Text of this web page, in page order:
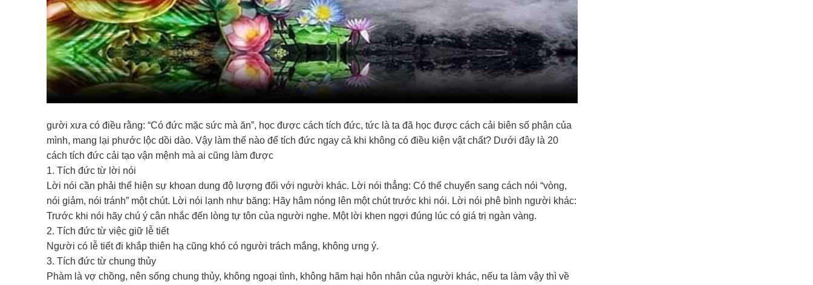
gười xưa có điều rằng: “Có đức mặc sức mà ăn”, học được cách tích đức, tức là ta đã học được cách cải biên số phận của
mình, mang lại phước lộc dồi dào. Vậy làm thế nào để tích đức ngay cả khi không có điều kiện vật chất? Dưới đây là 20
cách tích đức cải tạo vận mệnh mà ai cũng làm được
1. Tích đức từ lời nói
Lời nói cần phải thể hiện sự khoan dung độ lượng đối với người khác. Lời nói thẳng: Có thể chuyển sang cách nói “vòng,
nói giảm, nói tránh” một chút. Lời nói lạnh như băng: Hãy hâm nóng lên một chút trước khi nói. Lời nói phê bình người khác:
Trước khi nói hãy chú ý cân nhắc đến lòng tự tôn của người nghe. Một lời khen ngợi đúng lúc có giá trị ngàn vàng.
2. Tích đức từ việc giữ lễ tiết
Người có lễ tiết đi khắp thiên hạ cũng khó có người trách mắng, không ưng ý.
3. Tích đức từ chung thủy
Phàm là vợ chồng, nên sống chung thủy, không ngoại tình, không hãm hại hôn nhân của người khác, nếu ta làm vậy thì về